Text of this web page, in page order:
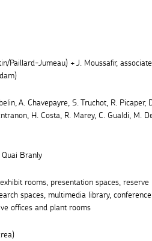
Paillard-Jumeau) + J. Moussafir, associate
A. Chavepayre, S. Truchot, R. Picaper,
H. Costa, R. Marey, C. Gualdi, M.
Branly
rooms, presentation spaces, reserve
spaces, multimedia library, conference
offices and plant rooms